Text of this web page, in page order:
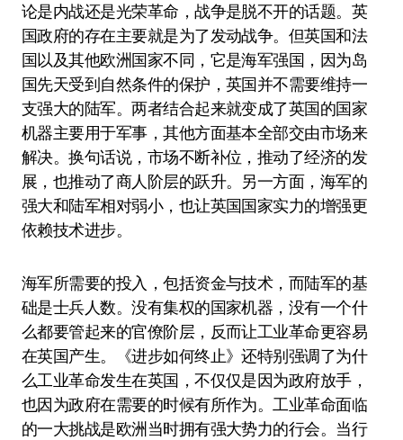
论是内战还是光荣革命，战争是脱不开的话题。英
国政府的存在主要就是为了发动战争。但英国和法
国以及其他欧洲国家不同，它是海军强国，因为岛
国先天受到自然条件的保护，英国并不需要维持一
支强大的陆军。两者结合起来就变成了英国的国家
机器主要用于军事，其他方面基本全部交由市场来
解决。换句话说，市场不断补位，推动了经济的发
展，也推动了商人阶层的跃升。另一方面，海军的
强大和陆军相对弱小，也让英国国家实力的增强更
依赖技术进步。
海军所需要的投入，包括资金与技术，而陆军的基
础是士兵人数。没有集权的国家机器，没有一个什
么都要管起来的官僚阶层，反而让工业革命更容易
在英国产生。《进步如何终止》还特别强调了为什
么工业革命发生在英国，不仅仅是因为政府放手，
也因为政府在需要的时候有所作为。工业革命面临
的一大挑战是欧洲当时拥有强大势力的行会。当行